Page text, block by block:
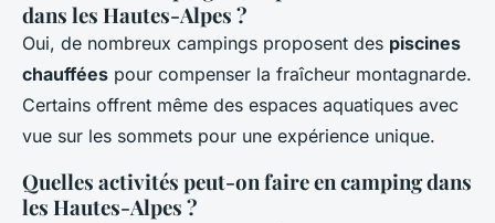
dans les Hautes-Alpes ?
Oui, de nombreux campings proposent des piscines
chauffées pour compenser la fraîcheur montagnarde.
Certains offrent même des espaces aquatiques avec
vue sur les sommets pour une expérience unique.
Quelles activités peut-on faire en camping dans
les Hautes-Alpes ?